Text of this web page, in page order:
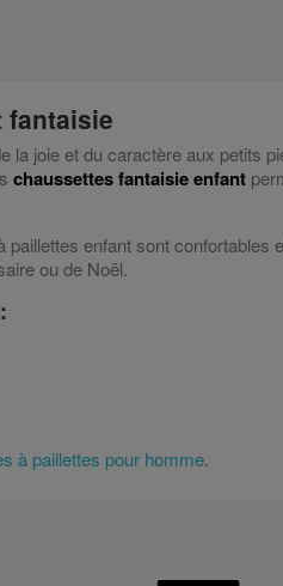
fantaisie
la joie et du caractère aux petits
chaussettes fantaisie enfant
enfant sont confortables
ou de Noël.
à paillettes pour homme.